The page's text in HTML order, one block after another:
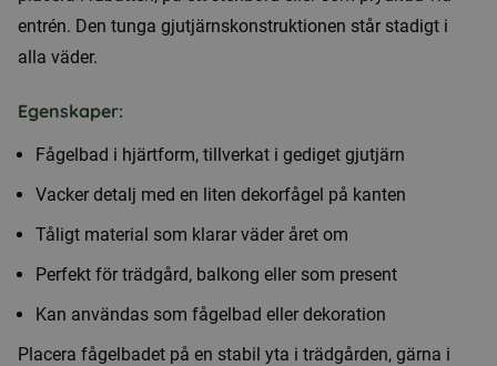
entrén. Den tunga gjutjärnskonstruktionen står stadigt i
alla väder.
Egenskaper:
Fågelbad i hjärtform, tillverkat i gediget gjutjärn
Vacker detalj med en liten dekorfågel på kanten
Tåligt material som klarar väder året om
Perfekt för trädgård, balkong eller som present
Kan användas som fågelbad eller dekoration
Placera fågelbadet på en stabil yta i trädgården, gärna i